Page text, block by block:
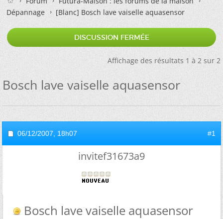
Dépannage
[Blanc]Bosch lave vaiselle aquasensor
DISCUSSION FERMÉE
Affichage des résultats 1 à 2 sur 2
Bosch lave vaiselle aquasensor
06/12/2007, 18h07 #1
invitef31673a9
Bosch lave vaiselle aquasensor